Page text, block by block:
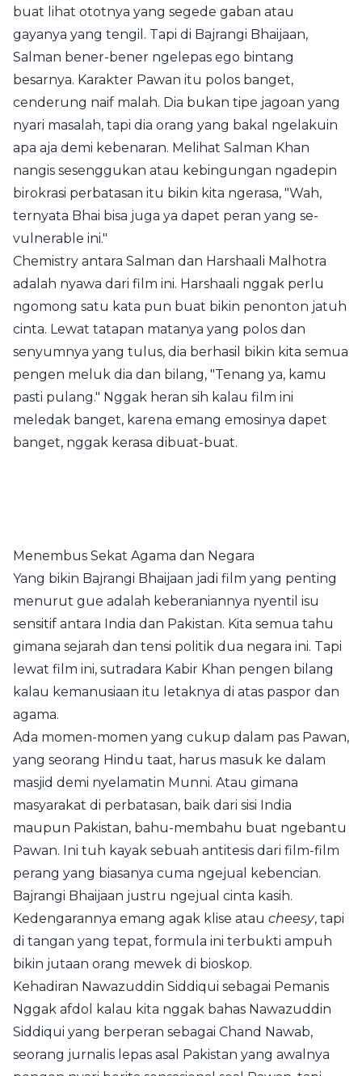
buat lihat ototnya yang segede gaban atau
gayanya yang tengil. Tapi di Bajrangi Bhaijaan,
Salman bener-bener ngelepas ego bintang
besarnya. Karakter Pawan itu polos banget,
cenderung naif malah. Dia bukan tipe jagoan yang
nyari masalah, tapi dia orang yang bakal ngelakuin
apa aja demi kebenaran. Melihat Salman Khan
nangis sesenggukan atau kebingungan ngadepin
birokrasi perbatasan itu bikin kita ngerasa, "Wah,
ternyata Bhai bisa juga ya dapet peran yang se-
vulnerable ini."
Chemistry antara Salman dan Harshaali Malhotra
adalah nyawa dari film ini. Harshaali nggak perlu
ngomong satu kata pun buat bikin penonton jatuh
cinta. Lewat tatapan matanya yang polos dan
senyumnya yang tulus, dia berhasil bikin kita semua
pengen meluk dia dan bilang, "Tenang ya, kamu
pasti pulang." Nggak heran sih kalau film ini
meledak banget, karena emang emosinya dapet
banget, nggak kerasa dibuat-buat.
Menembus Sekat Agama dan Negara
Yang bikin Bajrangi Bhaijaan jadi film yang penting
menurut gue adalah keberaniannya nyentil isu
sensitif antara India dan Pakistan. Kita semua tahu
gimana sejarah dan tensi politik dua negara ini. Tapi
lewat film ini, sutradara Kabir Khan pengen bilang
kalau kemanusiaan itu letaknya di atas paspor dan
agama.
Ada momen-momen yang cukup dalam pas Pawan,
yang seorang Hindu taat, harus masuk ke dalam
masjid demi nyelamatin Munni. Atau gimana
masyarakat di perbatasan, baik dari sisi India
maupun Pakistan, bahu-membahu buat ngebantu
Pawan. Ini tuh kayak sebuah antitesis dari film-film
perang yang biasanya cuma ngejual kebencian.
Bajrangi Bhaijaan justru ngejual cinta kasih.
Kedengarannya emang agak klise atau cheesy, tapi
di tangan yang tepat, formula ini terbukti ampuh
bikin jutaan orang mewek di bioskop.
Kehadiran Nawazuddin Siddiqui sebagai Pemanis
Nggak afdol kalau kita nggak bahas Nawazuddin
Siddiqui yang berperan sebagai Chand Nawab,
seorang jurnalis lepas asal Pakistan yang awalnya